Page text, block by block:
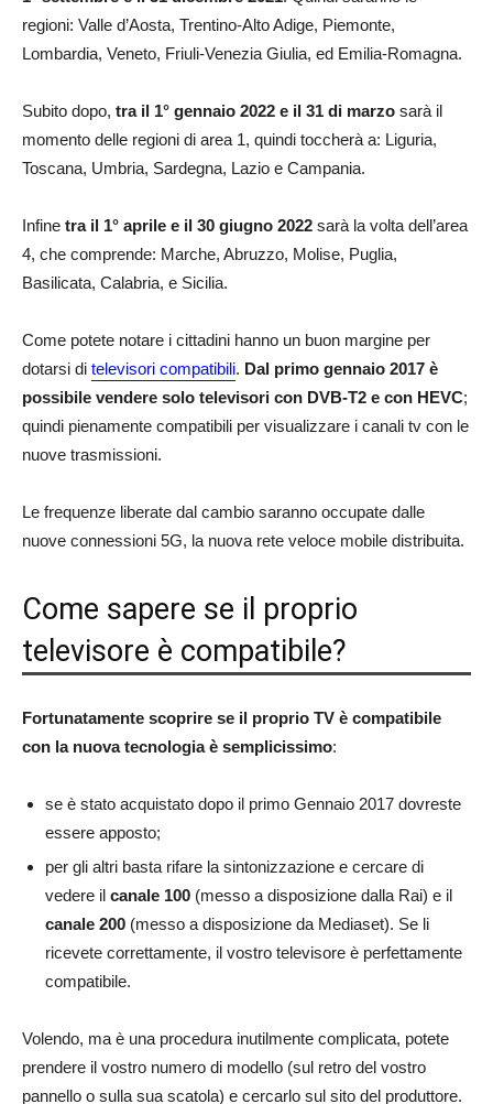
regioni: Valle d’Aosta, Trentino-Alto Adige, Piemonte,
Lombardia, Veneto, Friuli-Venezia Giulia, ed Emilia-Romagna.
Subito dopo, tra il 1° gennaio 2022 e il 31 di marzo sarà il
momento delle regioni di area 1, quindi toccherà a: Liguria,
Toscana, Umbria, Sardegna, Lazio e Campania.
Infine tra il 1° aprile e il 30 giugno 2022 sarà la volta dell’area
4, che comprende: Marche, Abruzzo, Molise, Puglia,
Basilicata, Calabria, e Sicilia.
Come potete notare i cittadini hanno un buon margine per
dotarsi di televisori compatibili. Dal primo gennaio 2017 è
possibile vendere solo televisori con DVB-T2 e con HEVC;
quindi pienamente compatibili per visualizzare i canali tv con le
nuove trasmissioni.
Le frequenze liberate dal cambio saranno occupate dalle
nuove connessioni 5G, la nuova rete veloce mobile distribuita.
Come sapere se il proprio
televisore è compatibile?
Fortunatamente scoprire se il proprio TV è compatibile
con la nuova tecnologia è semplicissimo:
se è stato acquistato dopo il primo Gennaio 2017 dovreste
essere apposto;
per gli altri basta rifare la sintonizzazione e cercare di
vedere il canale 100 (messo a disposizione dalla Rai) e il
canale 200 (messo a disposizione da Mediaset). Se li
ricevete correttamente, il vostro televisore è perfettamente
compatibile.
Volendo, ma è una procedura inutilmente complicata, potete
prendere il vostro numero di modello (sul retro del vostro
pannello o sulla sua scatola) e cercarlo sul sito del produttore.